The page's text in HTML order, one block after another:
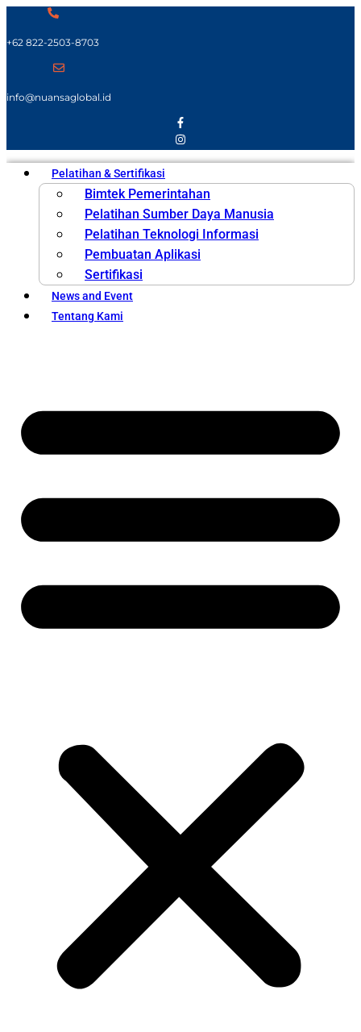
+62 822-2503-8703
info@nuansaglobal.id
Pelatihan & Sertifikasi
Bimtek Pemerintahan
Pelatihan Sumber Daya Manusia
Pelatihan Teknologi Informasi
Pembuatan Aplikasi
Sertifikasi
News and Event
Tentang Kami